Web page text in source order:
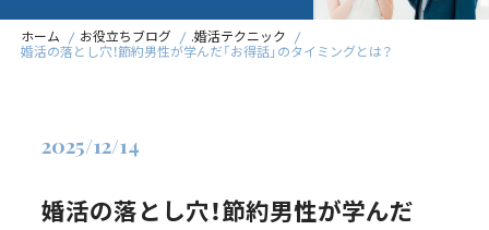
ホーム お役立ちブログ
.婚活テクニック
婚活の落とし穴！節約男性が学んだ「お得話」のタイミングとは？
婚活の落とし穴！節約男性が学んだ
2025/12/14